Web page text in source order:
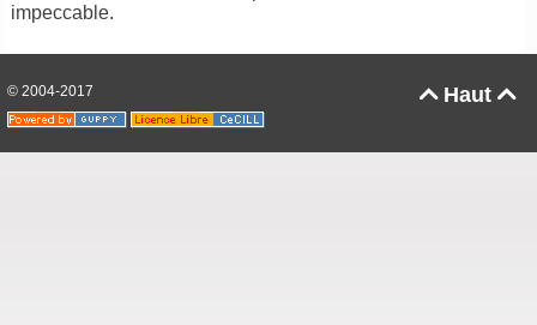
impeccable.
Haut 
© 2004-2017